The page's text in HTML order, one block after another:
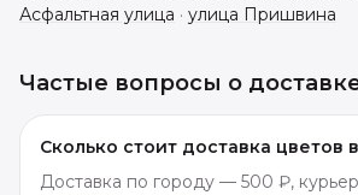
Асфальтная улица · улица Пришвина
Частые вопросы о
Сколько стоит доставка цветов
Доставка по городу — 500 ₽,